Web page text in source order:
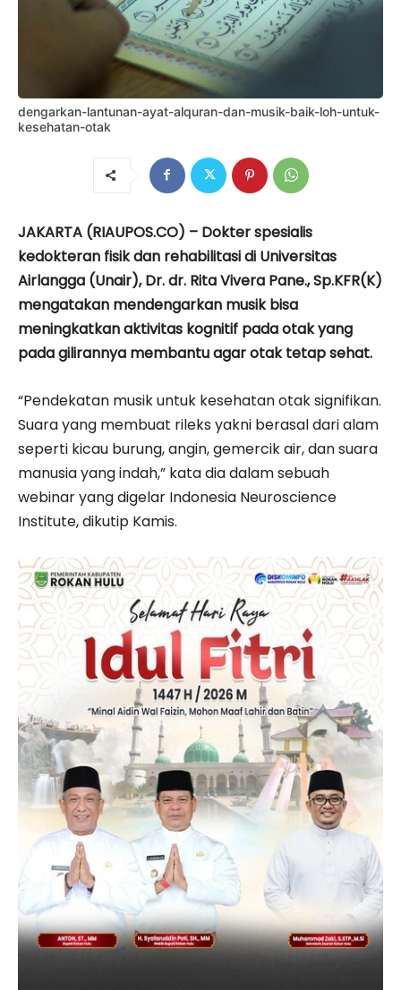
dengarkan-lantunan-ayat-alquran-dan-musik-baik-loh-untuk-
kesehatan-otak
JAKARTA (RIAUPOS.CO) – Dokter spesialis
kedokteran fisik dan rehabilitasi di Universitas
Airlangga (Unair), Dr. dr. Rita Vivera Pane., Sp.KFR(K)
mengatakan mendengarkan musik bisa
meningkatkan aktivitas kognitif pada otak yang
pada gilirannya membantu agar otak tetap sehat.
“Pendekatan musik untuk kesehatan otak signifikan.
Suara yang membuat rileks yakni berasal dari alam
seperti kicau burung, angin, gemercik air, dan suara
manusia yang indah,” kata dia dalam sebuah
webinar yang digelar Indonesia Neuroscience
Institute, dikutip Kamis.